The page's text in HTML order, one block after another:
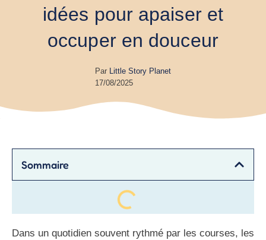
idées pour apaiser et
occuper en douceur
Par Little Story Planet
17/08/2025
Sommaire
Dans un quotidien souvent rythmé par les courses, les